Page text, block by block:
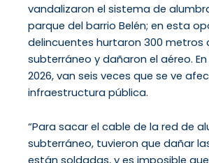
vandalizaron el sistema de
parque del barrio Belén; en esta
delincuentes hurtaron 300 metros
subterráneo y dañaron el aéreo.
2026, van seis veces que se ve
infraestructura pública.
“Para sacar el cable de la red de
subterráneo, tuvieron que dañar